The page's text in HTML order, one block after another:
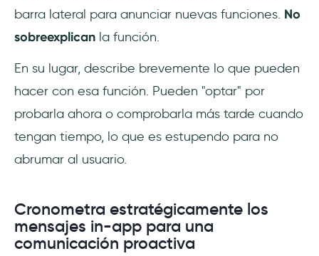
barra lateral para anunciar nuevas funciones. No
sobreexplican la función.
En su lugar, describe brevemente lo que pueden
hacer con esa función. Pueden "optar" por
probarla ahora o comprobarla más tarde cuando
tengan tiempo, lo que es estupendo para no
abrumar al usuario.
Cronometra estratégicamente los
mensajes in-app para una
comunicación proactiva